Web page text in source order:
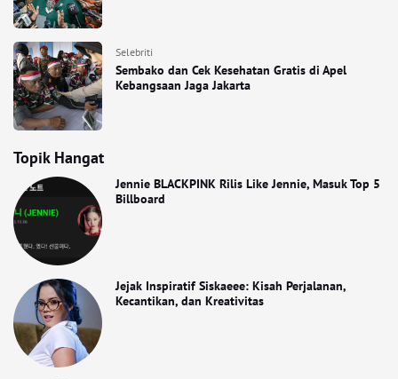
Selebriti
Sembako dan Cek Kesehatan Gratis di Apel
Kebangsaan Jaga Jakarta
Topik Hangat
Jennie BLACKPINK Rilis Like Jennie, Masuk Top 5
Billboard
Jejak Inspiratif Siskaeee: Kisah Perjalanan,
Kecantikan, dan Kreativitas